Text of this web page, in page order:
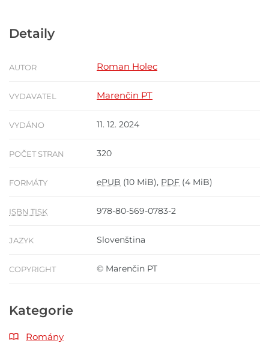
Detaily
AUTOR Roman Holec
VYDAVATEL Marenčin PT
VYDÁNO 11. 12. 2024
POČET STRAN 320
FORMÁTY ePUB (10 MiB), PDF (4 MiB)
ISBN TISK 978-80-569-0783-2
JAZYK Slovenština
COPYRIGHT © Marenčin PT
Kategorie
Romány